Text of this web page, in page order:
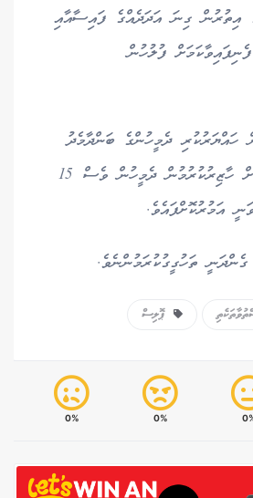
އިތުރުން ގިނަ އަދަދެއްގެ ފައިސާއާއި
ފުލުހުން
ދެމީހުންގެ ބަންދާމެދު
ގޮތެއް ނިންމުމަށް ކޯޓަށް ހާޒިރުކުރުމުން ދެމީހުން ވެސް 15
އަމުރުކޮށްފައެވެ.
ތަހުގީގުކުރަމުންނެވެ.
ޕޮލިސް
0%
0%